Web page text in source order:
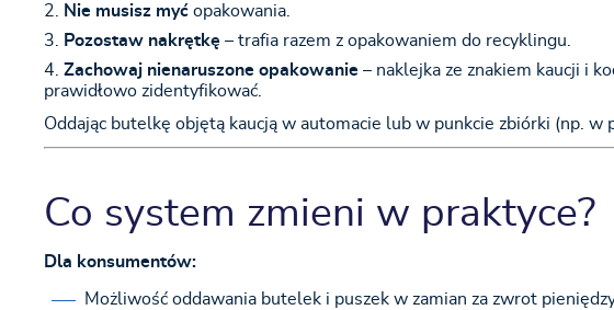
Nie musisz myćopakowania.
Pozostaw nakrętkę– trafia razem z opakowaniem do recyklingu.
Zachowaj nienaruszone opakowanie– naklejka ze znakiem kaucji i
prawidłowo zidentyfikować.
Oddając butelkę objętą kaucją w automacie lub w punkcie zbiórki (np.
Co system zmieni w praktyce?
Dla konsumentów:
Możliwość oddawania butelek i puszek w zamian za zwrot pieniędzy